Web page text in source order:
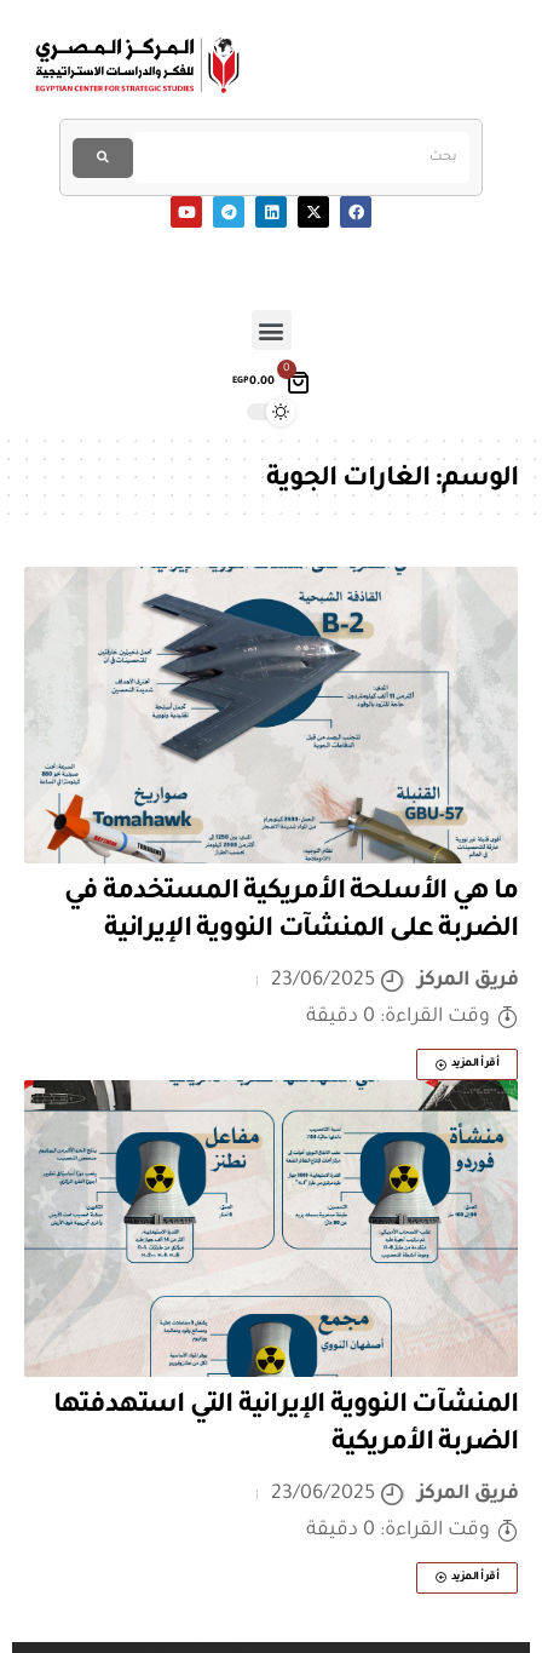
0
EGP0.00
الوسم:الغارات الجوية
ما هي الأسلحة الأمريكية المستخدمة في
الضربة على المنشآت النووية الإيرانية
فريق المركز
23/06/2025
وقت القراءة: 0 دقيقة
أقرأ المزيد
المنشآت النووية الإيرانية التي استهدفتها
الضربة الأمريكية
فريق المركز
23/06/2025
وقت القراءة: 0 دقيقة
أقرأ المزيد